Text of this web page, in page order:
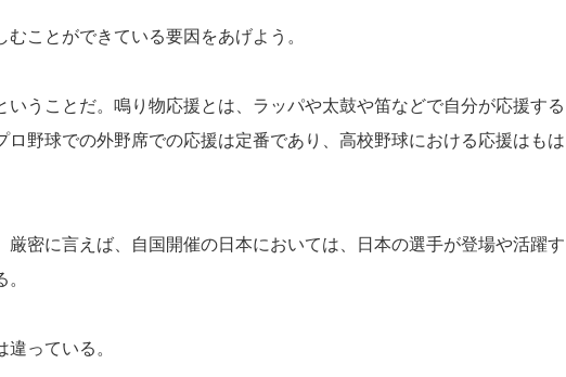
ことができている要因をあげよう。
うことだ。鳴り物応援とは、ラッパや太鼓や笛などで自分が応援する
野球での外野席での応援は定番であり、高校野球における応援はもは
厳密に言えば、自国開催の日本においては、日本の選手が登場や活躍す
っている。